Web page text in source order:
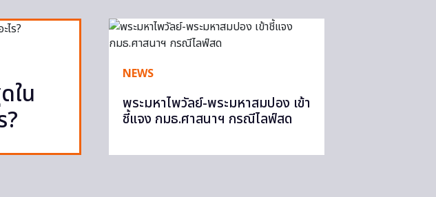
ใน
NEWS
พระมหาไพวัลย์-พระมหาสมปอง เข้า
ชี้แจง กมธ.ศาสนาฯ กรณีไลฟ์สด